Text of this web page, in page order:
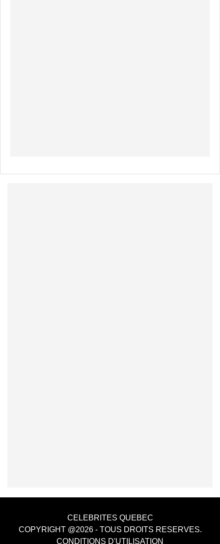
CELEBRITES QUEBEC
COPYRIGHT @2026 - TOUS DROITS RESERVES.
CONDITIONS D'UTILISATION